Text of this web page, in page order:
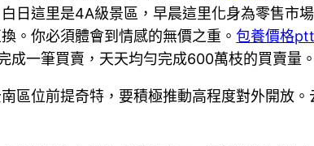
日這里是4A級景區，早晨這里化身為零售市
。你必須體會到情感的無價之重。包養價格ptt
一筆買賣，天天均勻完成600萬枝的買賣量。
區位前提奇特，要積極推動高程度對外開放